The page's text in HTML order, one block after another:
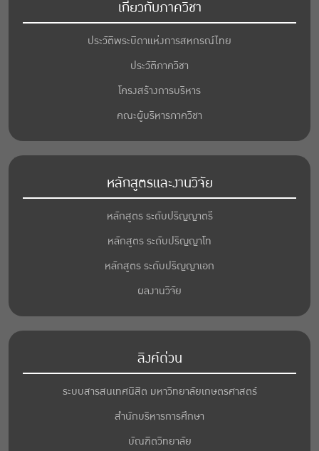
เกี่ยวกับภาควิชา
ประวัติพระบิดาแห่งการสหกรณ์ไทย
ประวัติภาควิชา
โครงสร้างการบริหาร
คณะผู้บริหารภาควิชา
หลักสูตรและงานวิจัย
หลักสูตร ระดับปริญญาตรี
หลักสูตร ระดับปริญญาโท
หลักสูตร ระดับปริญญาเอก
ผลงานวิจัย
ลิงค์ด่วน
ระบบสารสนเทศนิสิต มหาวิทยาลัยเกษตรศาสตร์
สำนักบริหารการศึกษา
บัณฑิตวิทยาลัย